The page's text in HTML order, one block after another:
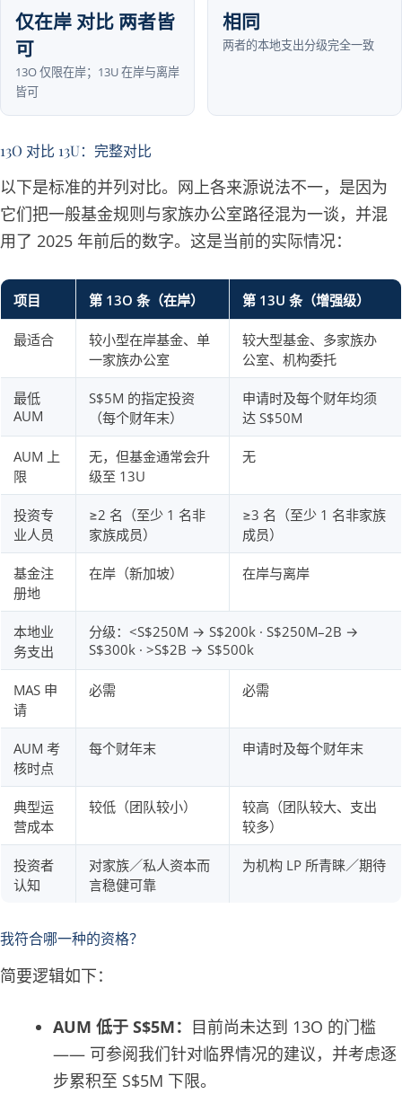
仅在岸 对比 两者皆
可
13O 仅限在岸；13U 在岸与离岸
皆可
相同
两者的本地支出分级完全一致
13O 对比 13U：完整对比
以下是标准的并列对比。网上各来源说法不一，是因为
它们把一般基金规则与家族办公室路径混为一谈，并混
用了 2025 年前后的数字。这是当前的实际情况：
项目 第 13O 条（在岸） 第 13U 条（增强级）
最适合
较小型在岸基金、单
一家族办公室
较大型基金、多家族办
公室、机构委托
最低
AUM
S$5M 的指定投资
（每个财年末）
申请时及每个财年均须
达 S$50M
AUM 上
限
无，但基金通常会升
级至 13U
无
投资专
业人员
≥2 名（至少 1 名非
家族成员）
≥3 名（至少 1 名非家族
成员）
基金注
册地
在岸（新加坡） 在岸与离岸
本地业
务支出
分级：<S$250M → S$200k · S$250M–2B →
S$300k · >S$2B → S$500k
MAS 申
请
必需 必需
AUM 考
核时点
每个财年末 申请时及每个财年末
典型运
营成本
较低（团队较小）
较高（团队较大、支出
较多）
投资者
认知
对家族／私人资本而
言稳健可靠
为机构 LP 所青睐／期待
我符合哪一种的资格？
简要逻辑如下：
AUM 低于 S$5M： 目前尚未达到 13O 的门槛
—— 可参阅我们针对临界情况的建议，并考虑逐
步累积至 S$5M 下限。